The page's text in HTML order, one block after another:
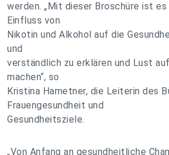
werden. „Mit dieser Broschüre ist es
Einfluss von
Nikotin und Alkohol auf die
und
verständlich zu erklären und Lust
machen“, so
Kristina Hametner, die Leiterin des
Frauengesundheit und
Gesundheitsziele.
„Von Anfang an gesundheitliche